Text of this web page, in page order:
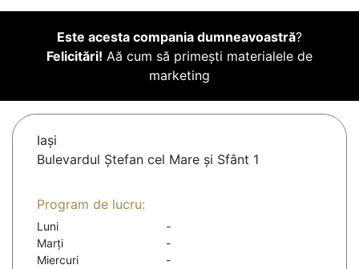
Este acesta compania dumneavoastră?
Felicitări! Aă cum să primești materialele de
marketing
Iaşi
Bulevardul Ștefan cel Mare și Sfânt 1
Program de lucru:
Luni
-
Marți
-
Miercuri
-